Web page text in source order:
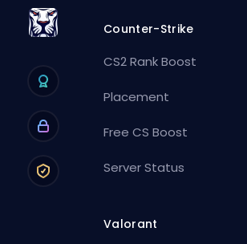
Counter-Strike
CS2 Rank Boost
Placement
Free CS Boost
Server Status
Valorant